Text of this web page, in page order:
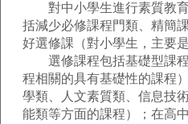
對中小學生進行素質教育
括減少必修課程門類、精簡
好選修課（對小學生，主要
選修課程包括基礎型課程
程相關的具有基礎性的課程
學類、人文素質類、信息技
能類等方面的課程）；在高